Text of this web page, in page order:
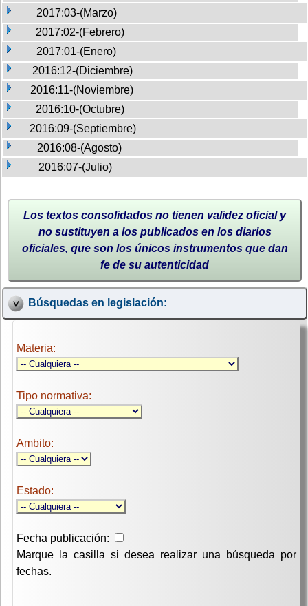
2017:03-(Marzo)
2017:02-(Febrero)
2017:01-(Enero)
2016:12-(Diciembre)
2016:11-(Noviembre)
2016:10-(Octubre)
2016:09-(Septiembre)
2016:08-(Agosto)
2016:07-(Julio)
Los textos consolidados no tienen validez oficial y
no sustituyen a los publicados en los diarios
oficiales, que son los únicos instrumentos que dan
fe de su autenticidad
Búsquedas en legislación:
Materia:
Tipo normativa:
Ambito:
Estado:
Fecha publicación:
Marque la casilla si desea realizar una búsqueda por
fechas.